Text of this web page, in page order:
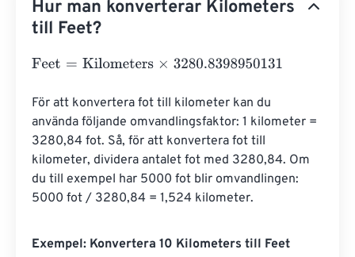
Hur man konverterar Kilometers
till Feet?
Feet= Kilometers×3280.8398950131
För att konvertera fot till kilometer kan du
använda följande omvandlingsfaktor: 1 kilometer =
3280,84 fot. Så, för att konvertera fot till
kilometer, dividera antalet fot med 3280,84. Om
du till exempel har 5000 fot blir omvandlingen:
5000 fot / 3280,84 = 1,524 kilometer.
Exempel: Konvertera 10 Kilometers till Feet